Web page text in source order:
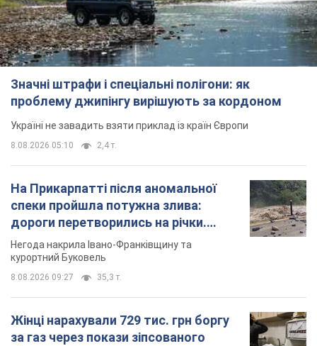
Значні штрафи і спеціальні полігони: як
проблему джипінгу вирішують за кордоном
Україні не завадить взяти приклад із країн Європи
8.08.2026 05:10 2,4 т.
На Прикарпатті після аномальної
спеки пройшла потужна злива:
дороги перетворились на річки.
Відео
Негода накрила Івано-Франківщину та
курортний Буковель
8.08.2026 09:27 35,3 т.
Жінці нарахували 729 тис. грн боргу
за газ через покази зіпсованого